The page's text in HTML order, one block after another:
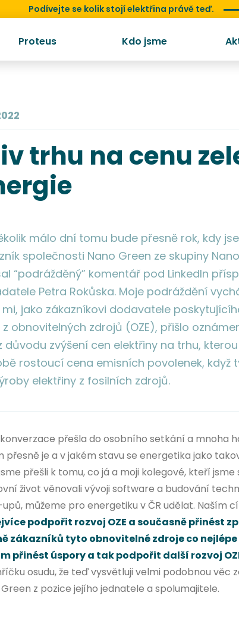
Podívejte se kolik stojí elektřina právě teď.
Proteus Kdo jsme
trhu na cenu
málo dní tomu bude přesně rok, kdy
společnosti Nano Green ze skupiny
“podrážděný” komentář pod LinkedIn
Petra Rokůska. Moje podráždění
jako zákazníkovi dodavatele
obnovitelných zdrojů (OZE), přišlo
důvodu zvýšení cen elektřiny na trhu,
rostoucí cena emisních povolenek, když
elektřiny z fosilních zdrojů.
přešla do osobního setkání a mnoha
přesně je a v jakém stavu se energetika jako
přešli k tomu, co já a moji kolegové, kteří jsme
život věnovali vývoji software a budování
můžeme pro energetiku v ČR udělat. Naším
podpořit rozvoj OZE a současně přinést
zákazníků tyto obnovitelné zdroje co
přinést úspory a tak podpořit další rozvoj
osudu, že teď vysvětluji velmi podobnou věc
z pozice jejího jednatele a spolumajitele.